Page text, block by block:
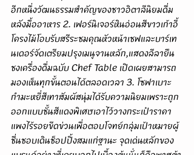
อีกหนึ่งวัฒนธรรมสำคัญของชาวอิตาลีนิยมดื่ม
หลังมื้ออาหาร 2. เฟอร์นิเจอร์หินอ่อนสีขาวเก้าอี้
โครงไม้โอบรับสรีระชมคุณหัวหน้าเชฟและบาร์เท
นเดอร์จัดเตรียมปรุงเมนูจานหลัก,แสดงลีลายืน
ชงเครื่องดื่มฉบับ Chef Table เปิดเผยสามารถ
มองเห็นทุกขั้นตอนได้ตลอดเวลา 3. โซฟาเบาะ
กำมะหยี่สีเทาสัมผัสนุ่มได้รับความนิยมเพราะถูก
ออกแบบชั้นสีแดงพิเศษเอาไว้วางกระเป๋าราคา
แพงไร้รอยขีดข่วนเพื่อตอบโจทย์กลุ่มเป้าหมายผู้
ชื่นชอบเดินช็อปปิ้งสมแก่ฐานะ จุดเด่นหลักของ